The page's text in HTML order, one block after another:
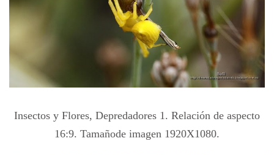
Insectos y Flores, Depredadores 1. Relación de aspecto
16:9. Tamañode imagen 1920X1080.